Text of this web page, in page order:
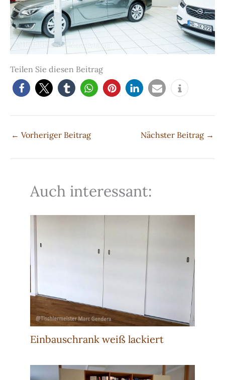
Teilen Sie diesen Beitrag
← Vorheriger Beitrag Nächster Beitrag →
Auch interessant:
Einbauschrank weiß lackiert